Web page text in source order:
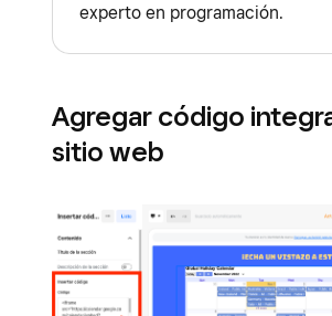
experto en programación.
Agregar código
sitio web